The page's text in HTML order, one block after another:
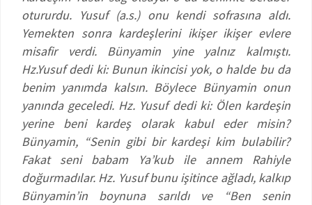
otururdu. Yusuf (a.s.) onu kendi sofrasına aldı.
Yemekten sonra kardeşlerini ikişer ikişer evlere
misafir verdi. Bünyamin yine yalnız kalmıştı.
Hz.Yusuf dedi ki: Bunun ikincisi yok, o halde bu da
benim yanımda kalsın. Böylece Bünyamin onun
yanında geceledi. Hz. Yusuf dedi ki: Ölen kardeşin
yerine beni kardeş olarak kabul eder misin?
Bünyamin, “Senin gibi bir kardeşi kim bulabilir?
Fakat seni babam Ya’kub ile annem Rahiyle
doğurmadılar. Hz. Yusuf bunu işitince ağladı, kalkıp
Bünyamin’in boynuna sarıldı ve “Ben senin